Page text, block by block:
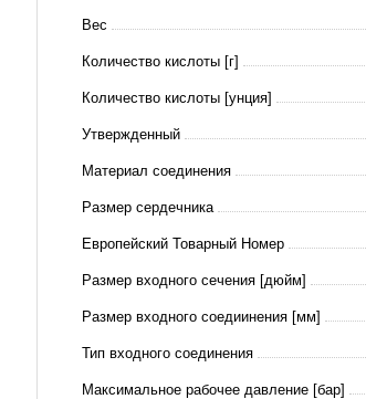
Вес
Количество кислоты [г]
Количество кислоты [унция]
Утвержденный
Материал соединения
Размер сердечника
Европейский Товарный Номер
Размер входного сечения [дюйм]
Размер входного соедиинения [мм]
Тип входного соединения
Максимальное рабочее давление [бар]